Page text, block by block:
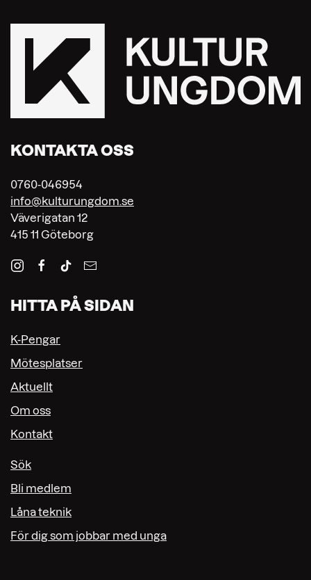
KONTAKTA OSS
0760-046954
info@kulturungdom.se
Väverigatan 12
415 11 Göteborg
HITTA PÅ SIDAN
K-Pengar
Mötesplatser
Aktuellt
Om oss
Kontakt
Sök
Bli medlem
Låna teknik
För dig som jobbar med unga